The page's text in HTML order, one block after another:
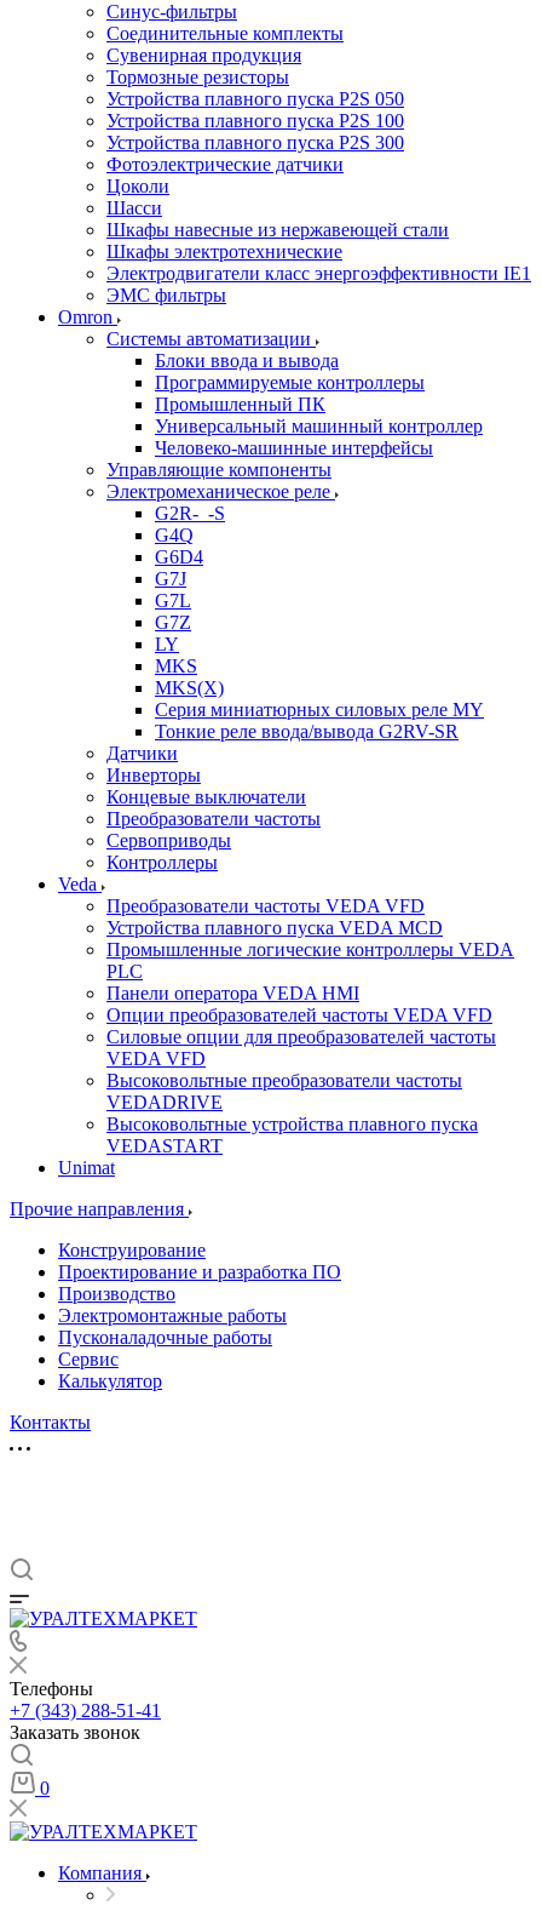
Синус-фильтры
Соединительные комплекты
Сувенирная продукция
Тормозные резисторы
Устройства плавного пуска P2S 050
Устройства плавного пуска P2S 100
Устройства плавного пуска P2S 300
Фотоэлектрические датчики
Цоколи
Шасси
Шкафы навесные из нержавеющей стали
Шкафы электротехнические
Электродвигатели класс энергоэффективности IE1
ЭМС фильтры
Omron
Системы автоматизации
Блоки ввода и вывода
Программируемые контроллеры
Промышленный ПК
Универсальный машинный контроллер
Человеко-машинные интерфейсы
Управляющие компоненты
Электромеханическое реле
G2R-_-S
G4Q
G6D4
G7J
G7L
G7Z
LY
MKS
MKS(X)
Серия миниатюрных силовых реле MY
Тонкие реле ввода/вывода G2RV-SR
Датчики
Инверторы
Концевые выключатели
Преобразователи частоты
Сервоприводы
Контроллеры
Veda
Преобразователи частоты VEDA VFD
Устройства плавного пуска VEDA MCD
Промышленные логические контроллеры VEDA
PLC
Панели оператора VEDA HMI
Опции преобразователей частоты VEDA VFD
Силовые опции для преобразователей частоты
VEDA VFD
Высоковольтные преобразователи частоты
VEDADRIVE
Высоковольтные устройства плавного пуска
VEDASTART
Unimat
Прочие направления
Конструирование
Проектирование и разработка ПО
Производство
Электромонтажные работы
Пусконаладочные работы
Сервис
Калькулятор
Контакты
Телефоны
+7 (343) 288-51-41
Заказать звонок
0
Компания